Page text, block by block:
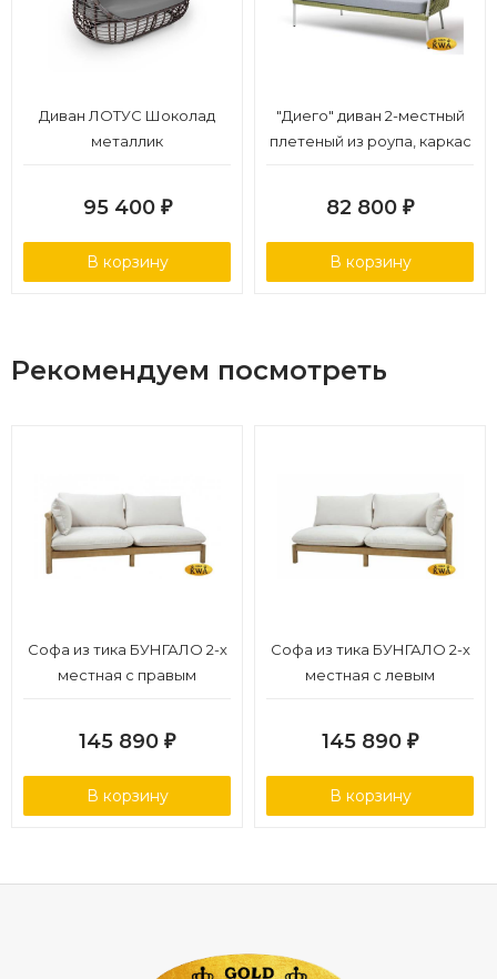
Диван ЛОТУС Шоколад
металлик
95 400 ₽
В корзину
"Диего" диван 2-местный
плетеный из роупа, каркас
салатовый меланж
круглый, ткань светло-
серая
82 800 ₽
В корзину
Рекомендуем посмотреть
Софа из тика БУНГАЛО 2-х
местная с правым
145 890 ₽
В корзину
Софа из тика БУНГАЛО 2-х
местная с левым
145 890 ₽
В корзину